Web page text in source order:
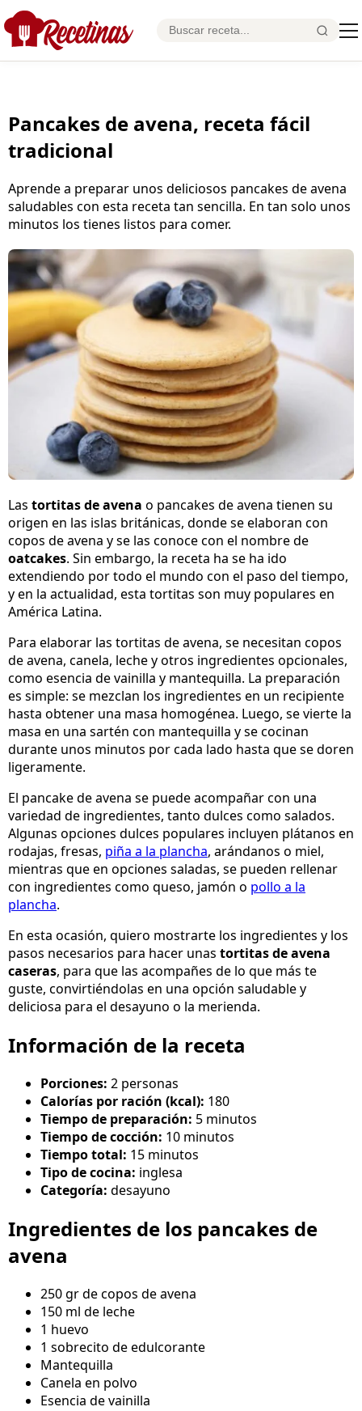
Pancakes de avena, receta fácil
tradicional
Aprende a preparar unos deliciosos pancakes de avena
saludables con esta receta tan sencilla. En tan solo unos
minutos los tienes listos para comer.
Las tortitas de avena o pancakes de avena tienen su
origen en las islas británicas, donde se elaboran con
copos de avena y se las conoce con el nombre de
oatcakes. Sin embargo, la receta ha se ha ido
extendiendo por todo el mundo con el paso del tiempo,
y en la actualidad, esta tortitas son muy populares en
América Latina.
Para elaborar las tortitas de avena, se necesitan copos
de avena, canela, leche y otros ingredientes opcionales,
como esencia de vainilla y mantequilla. La preparación
es simple: se mezclan los ingredientes en un recipiente
hasta obtener una masa homogénea. Luego, se vierte la
masa en una sartén con mantequilla y se cocinan
durante unos minutos por cada lado hasta que se doren
ligeramente.
El pancake de avena se puede acompañar con una
variedad de ingredientes, tanto dulces como salados.
Algunas opciones dulces populares incluyen plátanos en
rodajas, fresas, piña a la plancha, arándanos o miel,
mientras que en opciones saladas, se pueden rellenar
con ingredientes como queso, jamón o pollo a la
plancha.
En esta ocasión, quiero mostrarte los ingredientes y los
pasos necesarios para hacer unas tortitas de avena
caseras, para que las acompañes de lo que más te
guste, convirtiéndolas en una opción saludable y
deliciosa para el desayuno o la merienda.
Información de la receta
Porciones: 2 personas
Calorías por ración (kcal): 180
Tiempo de preparación: 5 minutos
Tiempo de cocción: 10 minutos
Tiempo total: 15 minutos
Tipo de cocina: inglesa
Categoría: desayuno
Ingredientes de los pancakes de
avena
250 gr de copos de avena
150 ml de leche
1 huevo
1 sobrecito de edulcorante
Mantequilla
Canela en polvo
Esencia de vainilla